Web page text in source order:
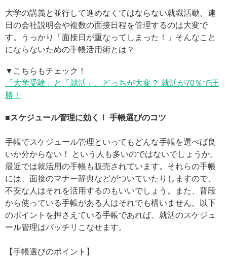
大学の講義と並行して進めなくてはならない就職活動。連
日の会社説明会や複数の面接日程を管理するのは大変で
す。うっかり「面接日が重なってしまった！」そんなこと
にならないための手帳活用術とは？
▼こちらもチェック！
「大学受験」と「就活」、どっちが大変？ 就活が70％で圧
勝！
■スケジュール管理に効く！ 手帳選びのコツ
手帳でスケジュール管理といってもどんな手帳を選べば良
いか分からない！ という人も多いのではないでしょうか。
最近では就活用の手帳も販売されています。それらの手帳
には、面接のマナー辞典などがついていたりしますので、
不安な人はそれを活用するのもいいでしょう。また、普段
から使っている手帳がある人はそれでも構いません。以下
のポイントを押さえている手帳であれば、就活のスケジュ
ール管理はバッチリこなせます。
【手帳選びのポイント】